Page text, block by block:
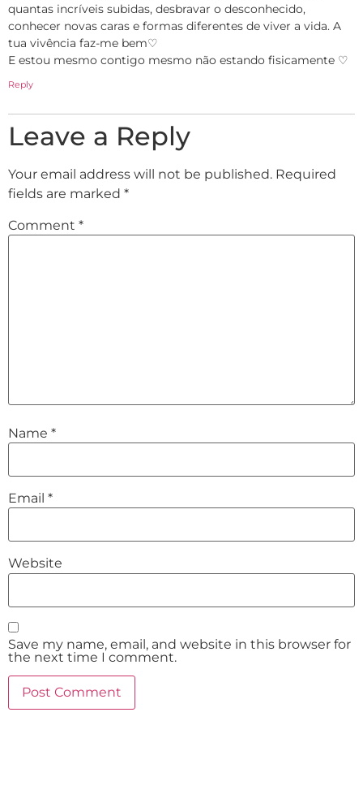
quantas incríveis subidas, desbravar o desconhecido,
conhecer novas caras e formas diferentes de viver a vida. A
tua vivência faz-me bem♡
E estou mesmo contigo mesmo não estando fisicamente ♡
Reply
Leave a Reply
Your email address will not be published. Required
fields are marked *
Comment *
Name *
Email *
Website
Save my name, email, and website in this browser for
the next time I comment.